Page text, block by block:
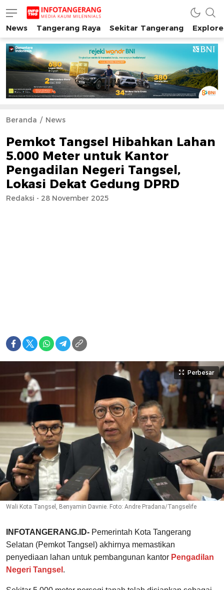
INFO TANGERANG
Media Kaum Millenials Tangerang Raya
News Tangerang Raya Sekitar Tangerang
Beranda News
Pemkot Tangsel Hibahkan Lahan
5.000 Meter untuk Kantor
Pengadilan Negeri Tangsel,
Lokasi Dekat Gedung DPRD
Redaksi - 28 November 2025
Perbesar
Wali Kota Tangsel, Benyamin Davnie. Foto: Andre Pradana/Tangselife
INFOTANGERANG.ID- Pemerintah Kota Tangerang
Selatan (Pemkot Tangsel) akhirnya memastikan
penyediaan lahan untuk pembangunan kantor Pengadilan
Negeri Tangsel .